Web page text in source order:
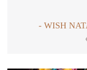
WISH